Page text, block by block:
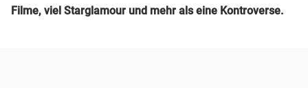
Filme, viel Starglamour und mehr als eine Kontroverse.